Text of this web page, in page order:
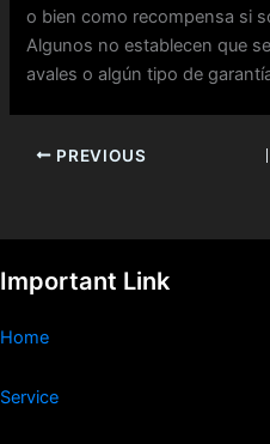
o bien como recompensa si
Algunos no establecen que
avales o algún tipo de
PREVIOUS
Important Link
Home
Service